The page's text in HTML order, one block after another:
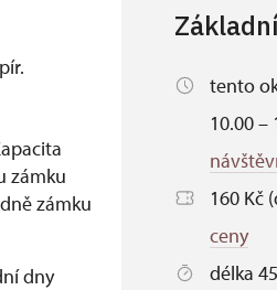
zámku
zámku
dny
tento
10.00 –
160 Kč
ceny
délka